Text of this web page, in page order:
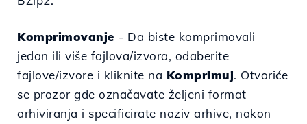
Komprimovanje - Da biste komprimovali
jedan ili više fajlova/izvora, odaberite
fajlove/izvore i kliknite na Komprimuj. Otvoriće
se prozor gde označavate željeni format
arhiviranja i specificirate naziv arhive, nakon